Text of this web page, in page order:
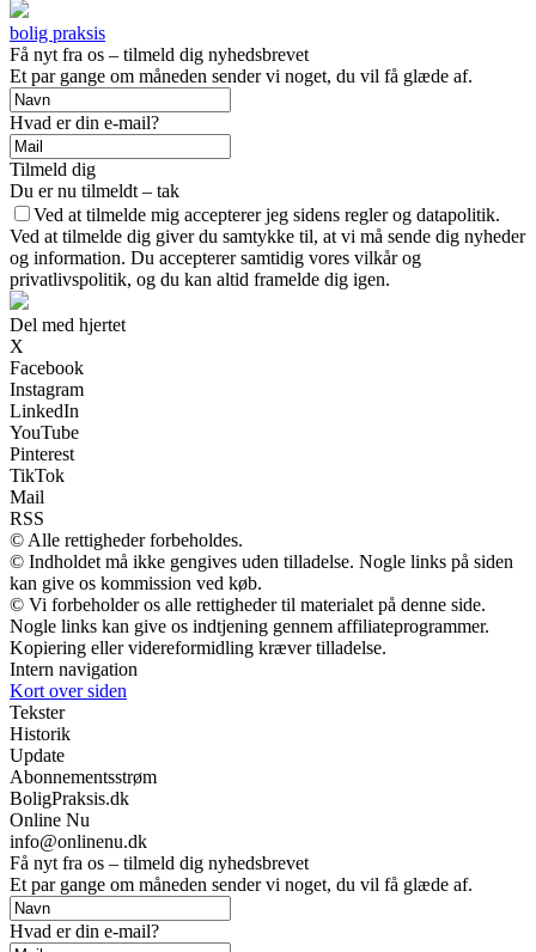
bolig praksis
Få nyt fra os – tilmeld dig nyhedsbrevet
Et par gange om måneden sender vi noget, du vil få glæde af.
Hvad er din e-mail?
Tilmeld dig
Du er nu tilmeldt – tak
Ved at tilmelde mig accepterer jeg sidens regler og datapolitik.
Ved at tilmelde dig giver du samtykke til, at vi må sende dig nyheder
og information. Du accepterer samtidig vores vilkår og
privatlivspolitik, og du kan altid framelde dig igen.
Del med hjertet
X
Facebook
Instagram
LinkedIn
YouTube
Pinterest
TikTok
Mail
RSS
© Alle rettigheder forbeholdes.
© Indholdet må ikke gengives uden tilladelse. Nogle links på siden
kan give os kommission ved køb.
© Vi forbeholder os alle rettigheder til materialet på denne side.
Nogle links kan give os indtjening gennem affiliateprogrammer.
Kopiering eller videreformidling kræver tilladelse.
Intern navigation
Kort over siden
Tekster
Historik
Update
Abonnementsstrøm
BoligPraksis.dk
Online Nu
info@onlinenu.dk
Få nyt fra os – tilmeld dig nyhedsbrevet
Et par gange om måneden sender vi noget, du vil få glæde af.
Hvad er din e-mail?